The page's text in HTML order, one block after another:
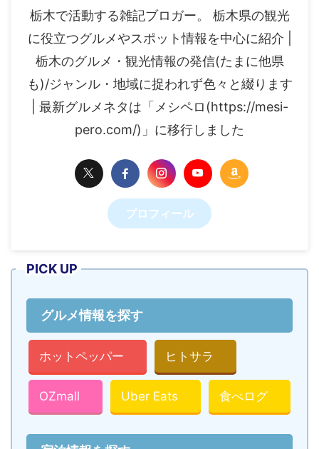
栃木で活動する雑記ブロガー。 栃木県の観光
に役立つグルメやスポット情報を中心に紹介 |
栃木のグルメ・観光情報の発信(たまに他県
も)/ジャンル・地域に捉われず色々と綴ります
| 最新グルメネタは「メシペロ(https://mesi-
pero.com/)」に移行しました
プロフィール
PICK UP
グルメ情報を探す
ホットペッパー ヒトサラ
OZmall Uber Eats 食べログ